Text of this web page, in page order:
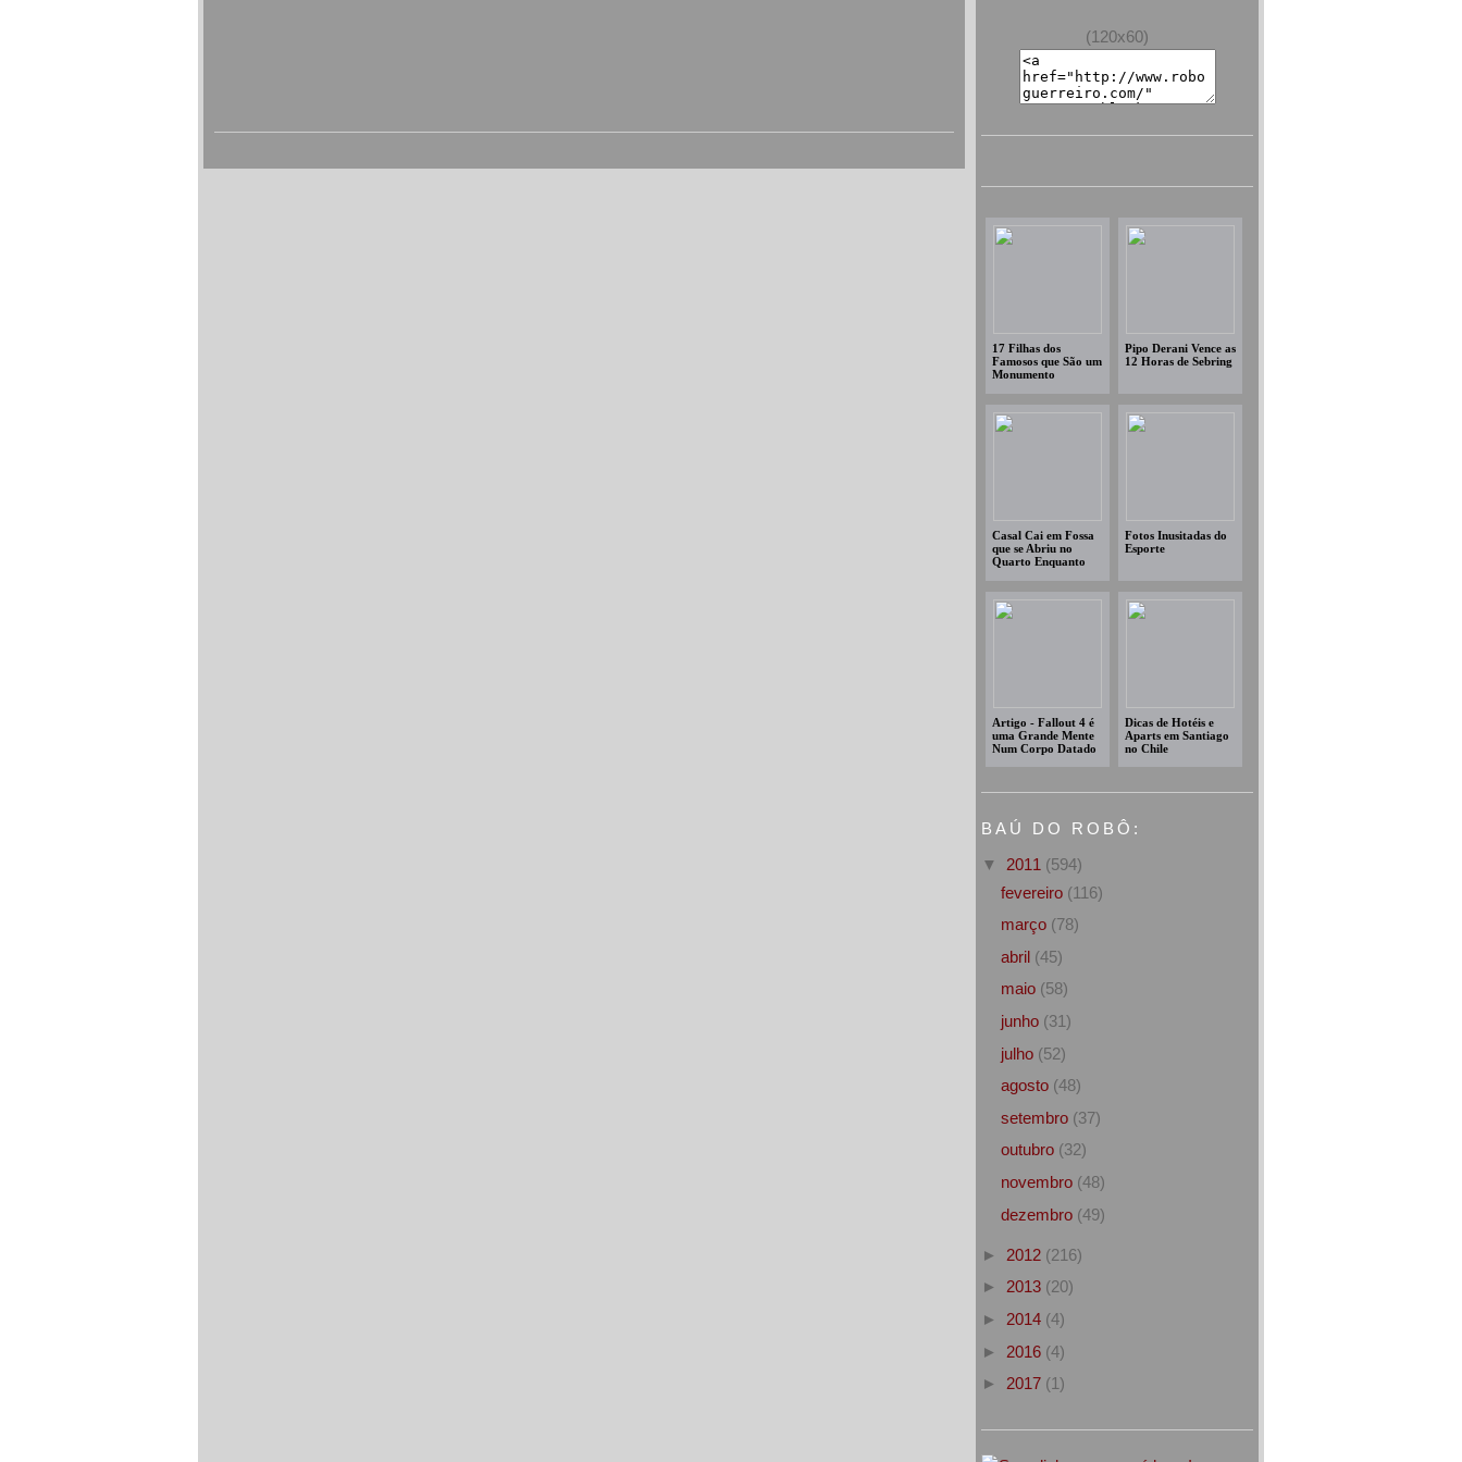
(120x60)
17 Filhas dos
Famosos que São um
Monumento
Pipo Derani Vence as
12 Horas de Sebring
Casal Cai em Fossa
que se Abriu no
Quarto Enquanto
Fotos Inusitadas do
Esporte
Artigo - Fallout 4 é
uma Grande Mente
Num Corpo Datado
Dicas de Hotéis e
Aparts em Santiago
no Chile
BAÚ DO ROBÔ:
▼ 2011 (594)
fevereiro (116)
março (78)
abril (45)
maio (58)
junho (31)
julho (52)
agosto (48)
setembro (37)
outubro (32)
novembro (48)
dezembro (49)
► 2012 (216)
► 2013 (20)
► 2014 (4)
► 2016 (4)
► 2017 (1)